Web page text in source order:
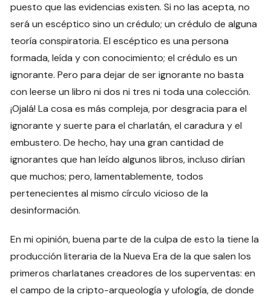
puesto que las evidencias existen. Si no las acepta, no
será un escéptico sino un crédulo; un crédulo de alguna
teoría conspiratoria. El escéptico es una persona
formada, leída y con conocimiento; el crédulo es un
ignorante. Pero para dejar de ser ignorante no basta
con leerse un libro ni dos ni tres ni toda una colección.
¡Ojalá! La cosa es más compleja, por desgracia para el
ignorante y suerte para el charlatán, el caradura y el
embustero. De hecho, hay una gran cantidad de
ignorantes que han leído algunos libros, incluso dirían
que muchos; pero, lamentablemente, todos
pertenecientes al mismo círculo vicioso de la
desinformación.
En mi opinión, buena parte de la culpa de esto la tiene la
producción literaria de la Nueva Era de la que salen los
primeros charlatanes creadores de los superventas: en
el campo de la cripto-arqueología y ufología, de donde